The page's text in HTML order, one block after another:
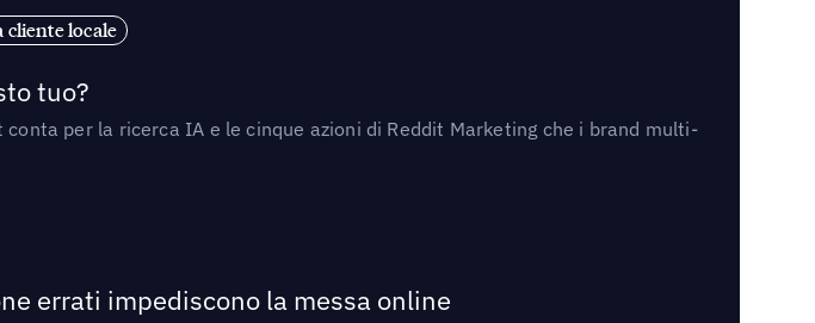
cliente locale
tuo?
per la ricerca IA e le cinque azioni di Reddit Marketing che i brand multi-
errati impediscono la messa online